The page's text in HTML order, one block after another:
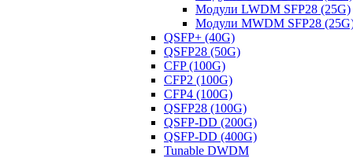
Модули LWDM SFP28 (25G)
Модули MWDM SFP28
QSFP+ (40G)
QSFP28 (50G)
CFP (100G)
CFP2 (100G)
CFP4 (100G)
QSFP28 (100G)
QSFP-DD (200G)
QSFP-DD (400G)
Tunable DWDM